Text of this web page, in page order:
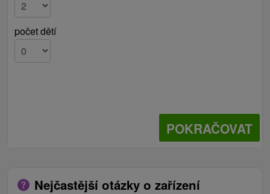
počet dětí
POKRAČOVAT
Nejčastější otázky o zařízení